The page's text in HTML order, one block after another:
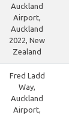
Auckland
Airport,
Auckland
2022, New
Zealand
Fred Ladd
Way,
Auckland
Airport,